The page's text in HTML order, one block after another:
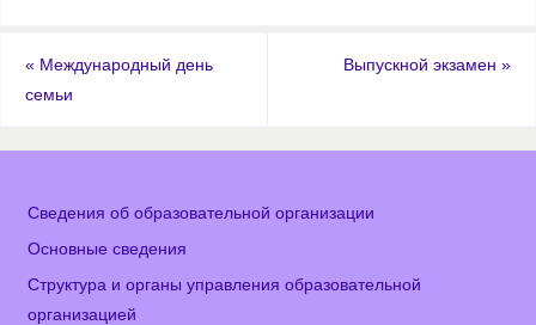
« Международный день
семьи
Выпускной экзамен »
Сведения об образовательной организации
Основные сведения
Структура и органы управления образовательной
организацией